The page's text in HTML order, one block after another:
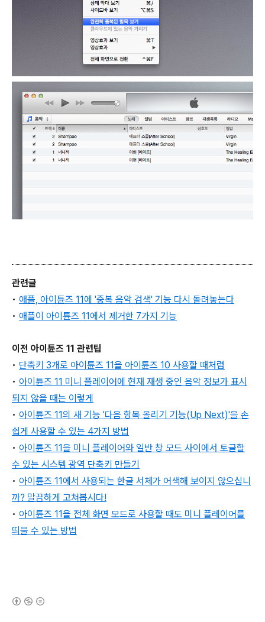
관련글
• 애플, 아이튠즈 11에 '중복 음악 검색' 기능 다시 돌려놓는다
• 애플이 아이튠즈 11에서 제거한 7가지 기능
이전 아이튠즈 11 관련팁
• 단축키 3개로 아이튠즈 11을 아이튠즈 10 사용할 때처럼
• 아이튠즈 11 미니 플레이어에 현재 재생 중인 음악 정보가 표시
되지 않을 때는 이렇게
• 아이튠즈 11의 새 기능 '다음 항목 올리기 기능(Up Next)'을 손
쉽게 사용할 수 있는 4가지 방법
• 아이튠즈 11을 미니 플레이어와 일반 창 모드 사이에서 토글할
수 있는 시스템 광역 단축키 만들기
• 아이튠즈 11에서 사용되는 한글 서체가 어색해 보이지 않으십니
까? 말끔하게 고쳐봅시다!
• 아이튠즈 11을 전체 화면 모드로 사용할 때도 미니 플레이어를
띄울 수 있는 방법